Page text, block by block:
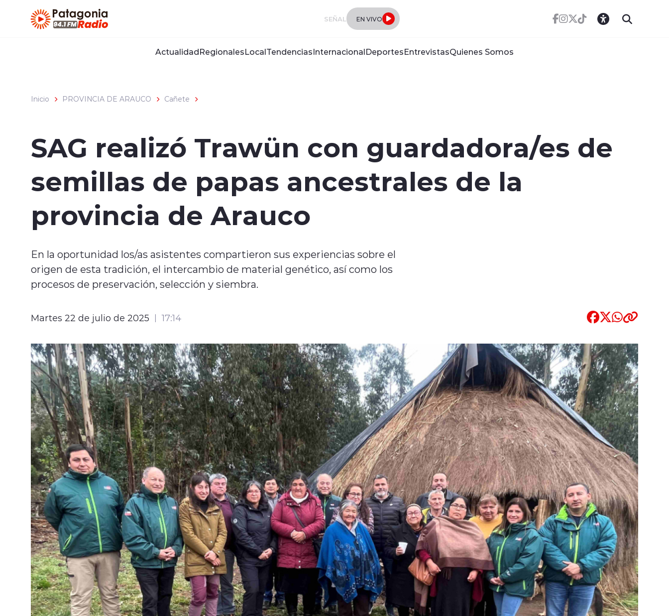
SEÑAL EN VIVO
ActualidadRegionalesLocalTendenciasInternacionalDeportesEntrevistasQuienes Somos
Inicio PROVINCIA DE ARAUCO Cañete
SAG realizó Trawün con guardadora/es de
semillas de papas ancestrales de la
provincia de Arauco
En la oportunidad los/as asistentes compartieron sus experiencias sobre el
origen de esta tradición, el intercambio de material genético, así como los
procesos de preservación, selección y siembra.
Martes 22 de julio de 2025 17:14